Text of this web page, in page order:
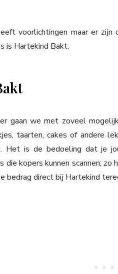
voorlichtingen maar er zijn
is Hartekind Bakt.
gaan we met zoveel
taarten, cakes of andere
Het is de bedoeling dat je
die kopers kunnen scannen;
bedrag direct bij Hartekind